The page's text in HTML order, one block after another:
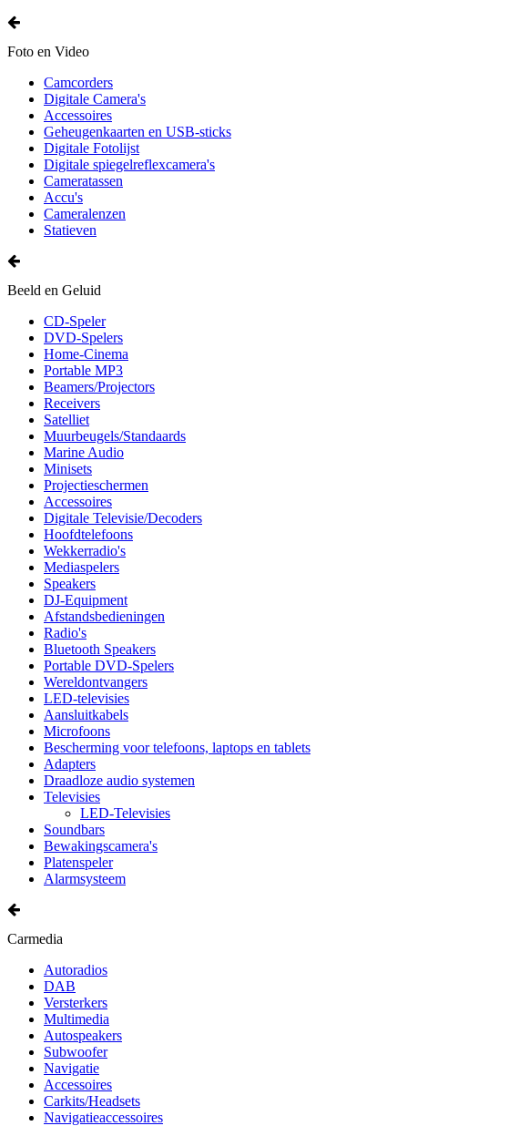
Foto en Video
Camcorders
Digitale Camera's
Accessoires
Geheugenkaarten en USB-sticks
Digitale Fotolijst
Digitale spiegelreflexcamera's
Cameratassen
Accu's
Cameralenzen
Statieven
Beeld en Geluid
CD-Speler
DVD-Spelers
Home-Cinema
Portable MP3
Beamers/Projectors
Receivers
Satelliet
Muurbeugels/Standaards
Marine Audio
Minisets
Projectieschermen
Accessoires
Digitale Televisie/Decoders
Hoofdtelefoons
Wekkerradio's
Mediaspelers
Speakers
DJ-Equipment
Afstandsbedieningen
Radio's
Bluetooth Speakers
Portable DVD-Spelers
Wereldontvangers
LED-televisies
Aansluitkabels
Microfoons
Bescherming voor telefoons, laptops en tablets
Adapters
Draadloze audio systemen
Televisies
LED-Televisies
Soundbars
Bewakingscamera's
Platenspeler
Alarmsysteem
Carmedia
Autoradios
DAB
Versterkers
Multimedia
Autospeakers
Subwoofer
Navigatie
Accessoires
Carkits/Headsets
Navigatieaccessoires